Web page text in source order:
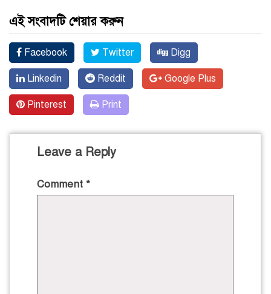
এই সংবাদটি শেয়ার করুন
Facebook Twitter Digg
Linkedin Reddit Google Plus
Pinterest Print
Leave a Reply
Comment *